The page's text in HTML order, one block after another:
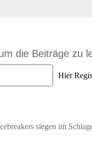
die Beiträge zu
Hier
siegen im